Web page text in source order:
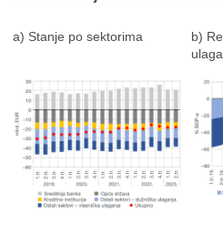
a) Stanje po sektorima
b)